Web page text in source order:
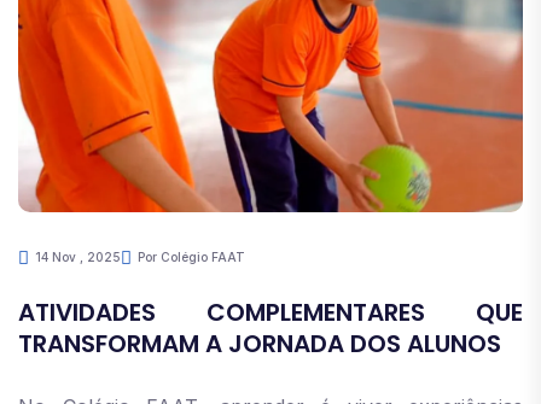
14 Nov , 2025 Por Colégio FAAT
ATIVIDADES COMPLEMENTARES QUE
TRANSFORMAM A JORNADA DOS ALUNOS